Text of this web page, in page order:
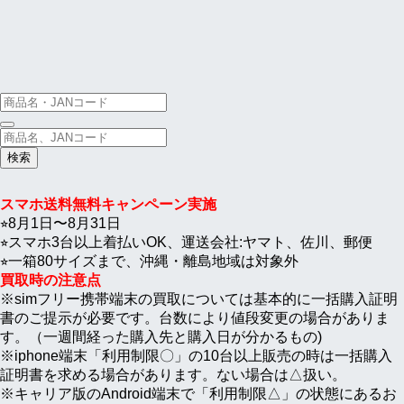
検
索
対
象:
スマホ送料無料キャンペーン実施
⭐︎8月1日〜8月31日
⭐︎スマホ3台以上着払いOK、運送会社:ヤマト、佐川、郵便
⭐︎一箱80サイズまで、沖縄・離島地域は対象外
買取時の注意点
※simフリー携帯端末の買取については基本的に一括購入証明
書のご提示が必要です。台数により値段変更の場合がありま
す。（一週間経った購入先と購入日が分かるもの)
※iphone端末「利用制限〇」の10台以上販売の時は一括購入
証明書を求める場合があります。ない場合は△扱い。
※キャリア版のAndroid端末で「利用制限△」の状態にあるお